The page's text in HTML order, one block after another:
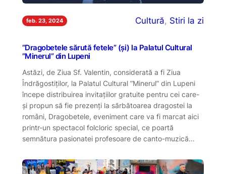
feb. 23, 2024 Cultură, Stiri la zi
”Dragobetele sărută fetele” (și) la Palatul Cultural
”Minerul” din Lupeni
Astăzi, de Ziua Sf. Valentin, considerată a fi Ziua
Îndrăgostiților, la Palatul Cultural ”Minerul” din Lupeni
începe distribuirea invitațiilor gratuite pentru cei care-
și propun să fie prezenți la sărbătoarea dragostei la
români, Dragobetele, eveniment care va fi marcat aici
printr-un spectacol folcloric special, ce poartă
semnătura pasionatei profesoare de canto-muzică…